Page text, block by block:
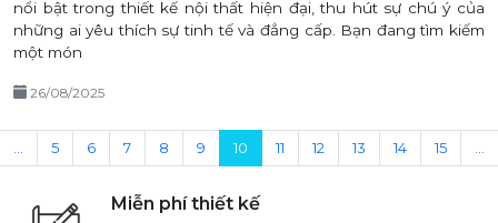
nổi bật trong thiết kế nội thất hiện đại, thu hút sự chú ý của
những ai yêu thích sự tinh tế và đẳng cấp. Bạn đang tìm kiếm
một món
26/08/2025
5 6 7 8 9 10 11 12 13 14 15
Miễn phí thiết kế